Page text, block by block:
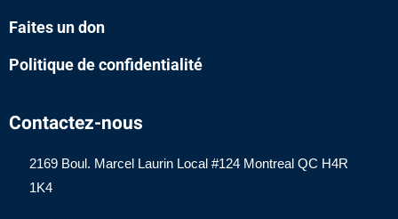
Faites un don
Politique de confidentialité
Contactez-nous
2169 Boul. Marcel Laurin Local #124 Montreal QC H4R
1K4